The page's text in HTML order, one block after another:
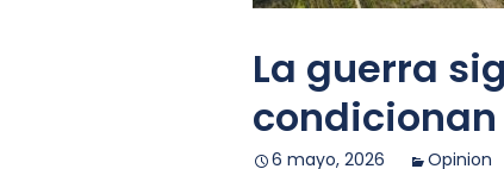
La guerra
6 mayo, 2026 Opinion